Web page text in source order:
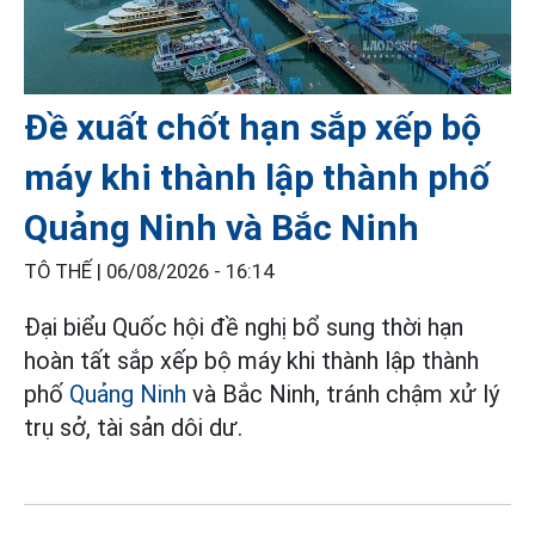
Đề xuất chốt hạn sắp xếp bộ
máy khi thành lập thành phố
Quảng Ninh và Bắc Ninh
TÔ THẾ | 06/08/2026 - 16:14
Đại biểu Quốc hội đề nghị bổ sung thời hạn
hoàn tất sắp xếp bộ máy khi thành lập thành
phố Quảng Ninh và Bắc Ninh, tránh chậm xử lý
trụ sở, tài sản dôi dư.